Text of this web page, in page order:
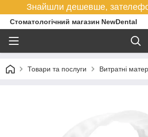
Знайшли дешевше,
Стоматологічний магазин NewDental
Товари та послуги Витратні